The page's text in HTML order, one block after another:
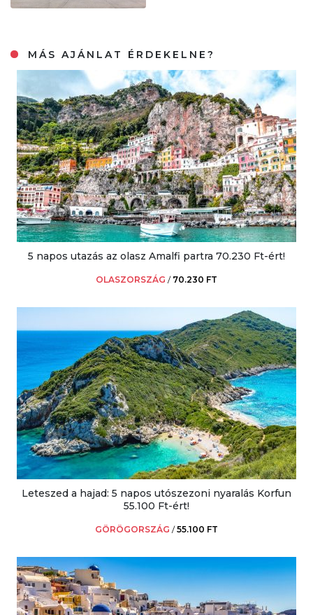
MÁS AJÁNLAT ÉRDEKELNE?
5 napos utazás az olasz Amalfi partra 70.230 Ft-ért!
OLASZORSZÁG / 70.230 FT
Leteszed a hajad: 5 napos utószezoni nyaralás Korfun
55.100 Ft-ért!
GÖRÖGORSZÁG /55.100 FT